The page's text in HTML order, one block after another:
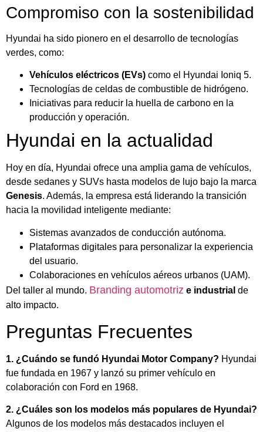
Compromiso con la sostenibilidad
Hyundai ha sido pionero en el desarrollo de tecnologías
verdes, como:
Vehículos eléctricos (EVs) como el Hyundai Ioniq 5.
Tecnologías de celdas de combustible de hidrógeno.
Iniciativas para reducir la huella de carbono en la
producción y operación.
Hyundai en la actualidad
Hoy en día, Hyundai ofrece una amplia gama de vehículos,
desde sedanes y SUVs hasta modelos de lujo bajo la marca
Genesis. Además, la empresa está liderando la transición
hacia la movilidad inteligente mediante:
Sistemas avanzados de conducción autónoma.
Plataformas digitales para personalizar la experiencia
del usuario.
Colaboraciones en vehículos aéreos urbanos (UAM).
Del taller al mundo. Branding automotriz e industrial de
alto impacto.
Preguntas Frecuentes
1. ¿Cuándo se fundó Hyundai Motor Company? Hyundai
fue fundada en 1967 y lanzó su primer vehículo en
colaboración con Ford en 1968.
2. ¿Cuáles son los modelos más populares de Hyundai?
Algunos de los modelos más destacados incluyen el